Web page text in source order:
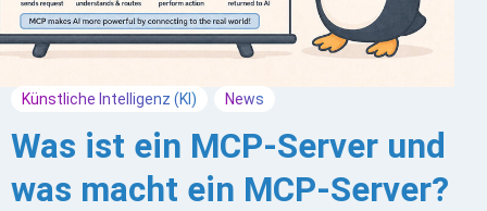
Künstliche Intelligenz (KI) News
Was ist ein MCP-Server und
was macht ein MCP-Server?